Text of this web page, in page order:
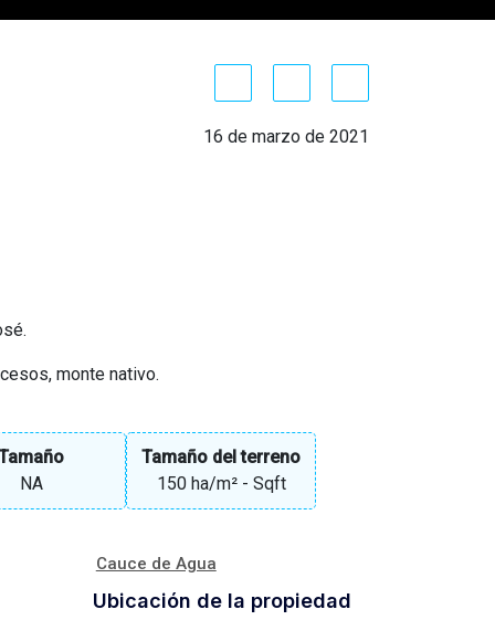
16 de marzo de 2021
monte nativo.
NA
Tamaño del terreno
150 ha/m²- Sqft
Cauce de Agua
Ubicación de la propiedad